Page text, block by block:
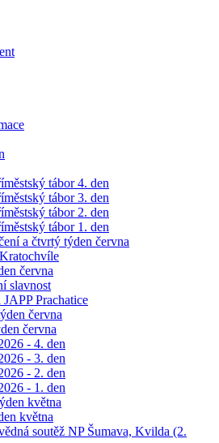
tábor 4. den
tábor 3. den
tábor 2. den
tábor 1. den
a čtvrtý týden června
června
slavnost
Prachatice
června
června
- 4. den
- 3. den
- 2. den
- 1. den
května
května
soutěž NP Šumava, Kvilda (2.